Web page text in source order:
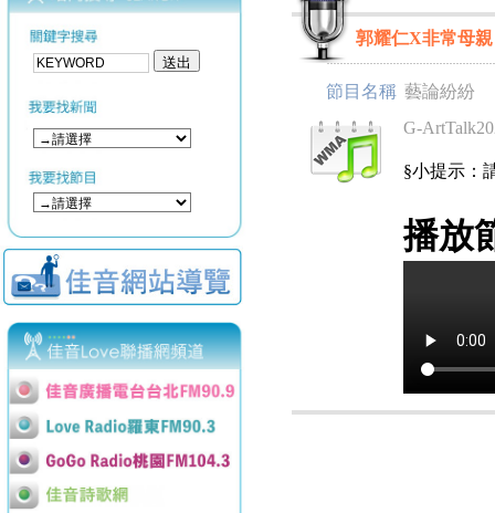
郭耀仁X非常母親
節目名稱 藝論紛紛
G-
§小提示：
播放